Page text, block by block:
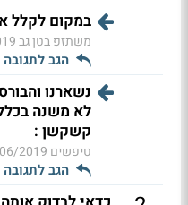
במקום לקלל
משתזפ בטן גב
הגב לתגובה
נשארנו
לא משנה
קשקשן :
טיפשים 12:31
הגב לתגובה